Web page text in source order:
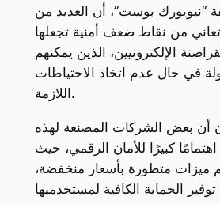
بوست”، أن العديد من
من نقاط ضعف أمنية تجعلها
الإلكترونيين، الذين يمكنهم
في حال عدم اتخاذ الاحتياطات
اللازمة.
بعض الشركات المصنعة لهذه
اهتمامًا كبيرًا للأمان الرقمي، حيث
ميزات متطورة بأسعار منخفضة،